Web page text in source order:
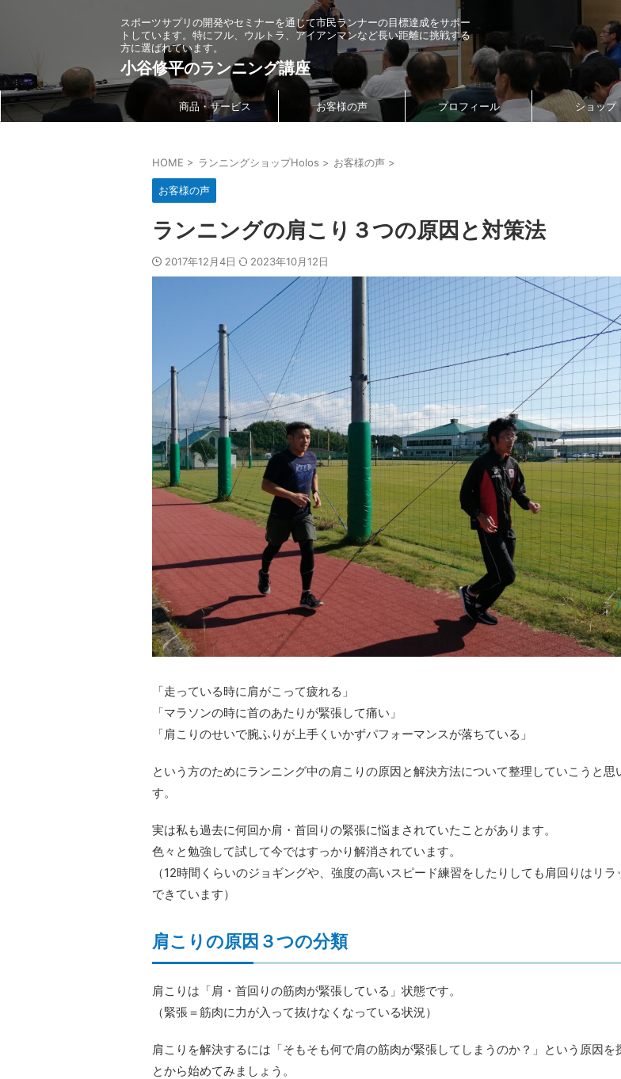
スポーツサプリの開発やセミナーを通じて市民ランナーの目標達成をサポー
トしています。特にフル、ウルトラ、アイアンマンなど長い距離に挑戦する
方に選ばれています。
小谷修平のランニング講座
商品・サービス お客様の声 プロフィール ショップ
HOME > ランニングショップHolos > お客様の声 >
お客様の声
ランニングの肩こり３つの原因と対策法
2017年12月4日 2023年10月12日
「走っている時に肩がこって疲れる」
「マラソンの時に首のあたりが緊張して痛い」
「肩こりのせいで腕ふりが上手くいかずパフォーマンスが落ちている」
という方のためにランニング中の肩こりの原因と解決方法について整理していこうと思
す。
実は私も過去に何回か肩・首回りの緊張に悩まされていたことがあります。
色々と勉強して試して今ではすっかり解消されています。
（12時間くらいのジョギングや、強度の高いスピード練習をしたりしても肩回りはリラ
できています）
肩こりの原因３つの分類
肩こりは「肩・首回りの筋肉が緊張している」状態です。
（緊張＝筋肉に力が入って抜けなくなっている状況）
肩こりを解決するには 「そもそも何で肩の筋肉が緊張してしまうのか？」という原因を
とから始めてみましょう 。